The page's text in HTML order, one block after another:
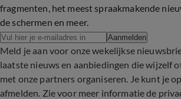
fragmenten, het meest spraakmakende
de schermen en meer.
Aanmelden
Meld je aan voor onze wekelijkse
laatste nieuws en aanbiedingen die wijzelf
met onze partners organiseren. Je kunt je
afmelden. Zie voor meer informatie de